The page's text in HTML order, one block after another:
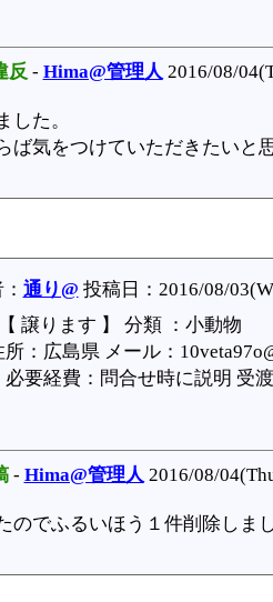
反 - Hima@管理人 2016/08/
した。
ば気をつけていただきたいと
通り@ 投稿日：2016/08/
譲ります 】 分類 ：小動物
所：広島県 メール：
要経費：問合せ時に説明 受
- Hima@管理人 2016/08/
のでふるいほう１件削除しまし